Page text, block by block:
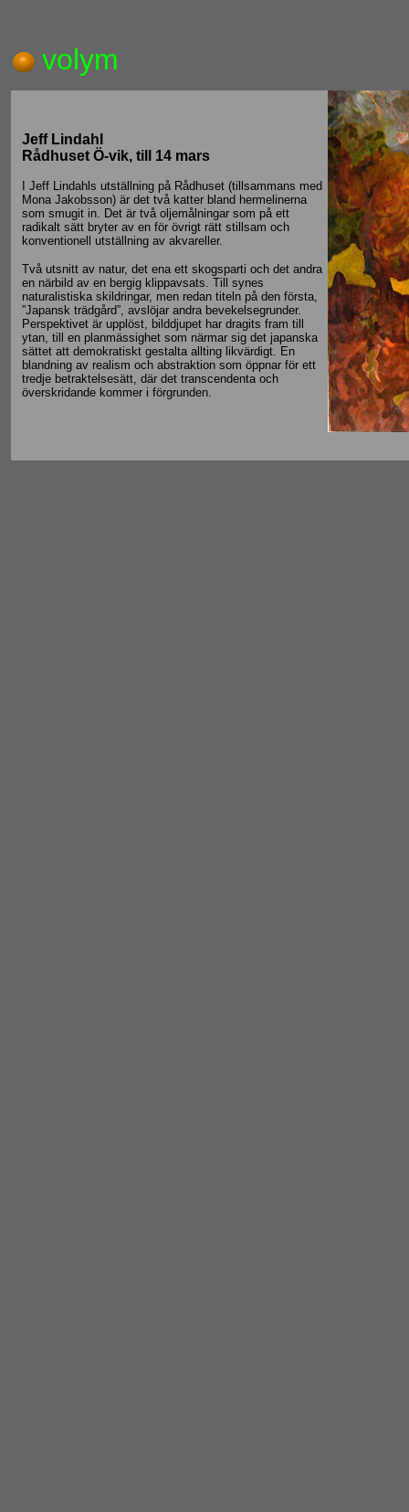
volym
Jeff Lindahl
Rådhuset Ö-vik, till 14 mars
I Jeff Lindahls utställning på Rådhuset (tillsammans med
Mona Jakobsson) är det två katter bland hermelinerna
som smugit in. Det är två oljemålningar som på ett
radikalt sätt bryter av en för övrigt rätt stillsam och
konventionell utställning av akvareller.
Två utsnitt av natur, det ena ett skogsparti och det andra
en närbild av en bergig klippavsats. Till synes
naturalistiska skildringar, men redan titeln på den första,
”Japansk trädgård”, avslöjar andra bevekelsegrunder.
Perspektivet är upplöst, bilddjupet har dragits fram till
ytan, till en planmässighet som närmar sig det japanska
sättet att demokratiskt gestalta allting likvärdigt. En
blandning av realism och abstraktion som öppnar för ett
tredje betraktelsesätt, där det transcendenta och
överskridande kommer i förgrunden.